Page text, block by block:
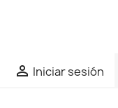
 Iniciar sesión